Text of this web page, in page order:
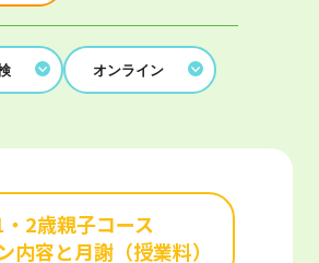
オンライン
・2歳親子コース
内容と月謝（授業料）